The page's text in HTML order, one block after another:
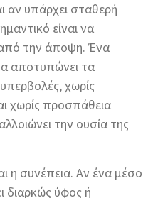
αν υπάρχει σταθερή
είναι να
από την άποψη. Ένα
αποτυπώνει τα
χωρίς
χωρίς προσπάθεια
την ουσία της
η συνέπεια. Αν ένα μέσο
διαρκώς ύφος ή